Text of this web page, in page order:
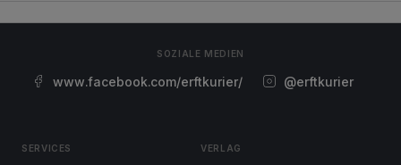
SOZIALE MEDIEN
www.facebook.com/erftkurier/ @erftkurier
SERVICES VERLAG